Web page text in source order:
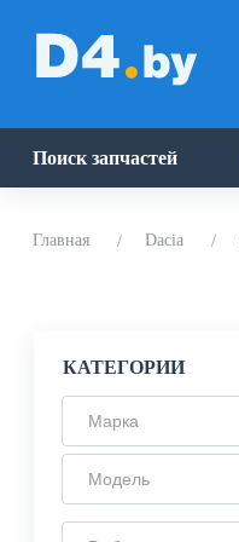
Поиск запчастей
Главная Dacia
КАТЕГОРИИ
Марка
Модель